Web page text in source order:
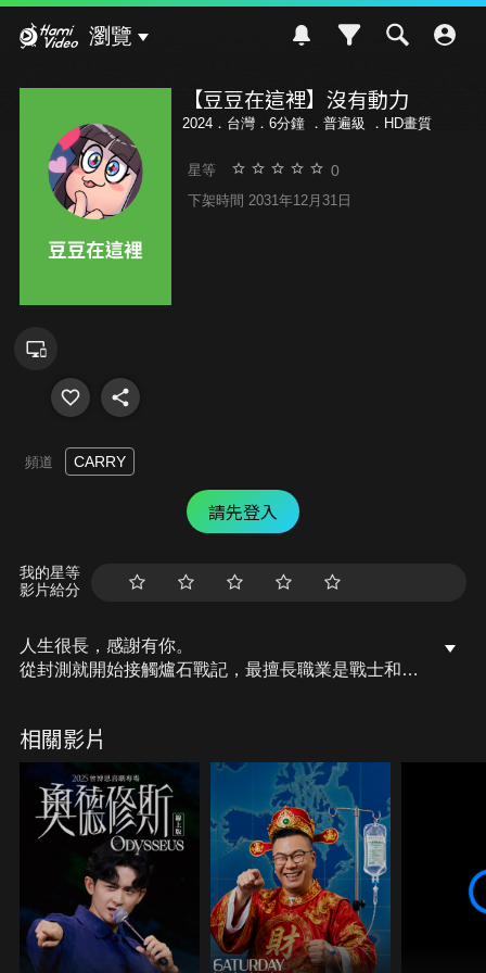
瀏覽
【豆豆在這裡】沒有動力
2024．台灣．6分鐘 ． 普遍級 ．HD畫質
星等 0
下架時間 2031年12月31日
頻道 CARRY
請先登入
我的星等
影片給分
人生很長，感謝有你。
從封測就開始接觸爐石戰記，最擅長職業是戰士和牧
醒。
從陰暗幽霾的蛇界森林甦醒吧， 趁此良機，莫再猶
豫，恭請蛇界至尊雙飛寶典！
OSkomodo 還不一起加入蛇教跟著教主一起前進!
相關影片